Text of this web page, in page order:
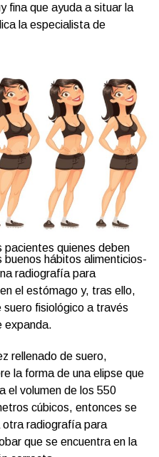
fina que ayuda a situar la
la especialista de
pacientes quienes deben
hábitos alimenticios-
radiografía para
el estómago y, tras ello,
fisiológico a través
expanda.
rellenado de suero,
la forma de una elipse que
el volumen de los 550
cúbicos, entonces se
otra radiografía para
que se encuentra en la